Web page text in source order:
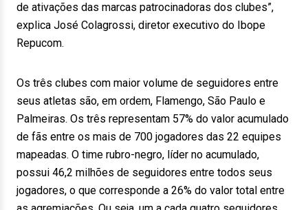
de ativações das marcas patrocinadoras dos clubes”,
explica José Colagrossi, diretor executivo do Ibope
Repucom.
Os três clubes com maior volume de seguidores entre
seus atletas são, em ordem, Flamengo, São Paulo e
Palmeiras. Os três representam 57% do valor acumulado
de fãs entre os mais de 700 jogadores das 22 equipes
mapeadas. O time rubro-negro, líder no acumulado,
possui 46,2 milhões de seguidores entre todos seus
jogadores, o que corresponde a 26% do valor total entre